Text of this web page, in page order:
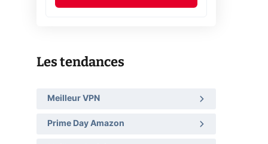
Les tendances
Meilleur VPN
Prime Day Amazon